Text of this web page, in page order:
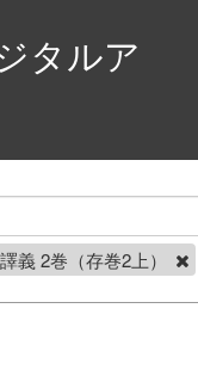
タルア
義 2巻（存巻2上）